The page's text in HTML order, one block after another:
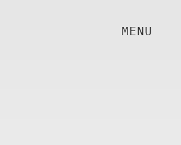
MENU